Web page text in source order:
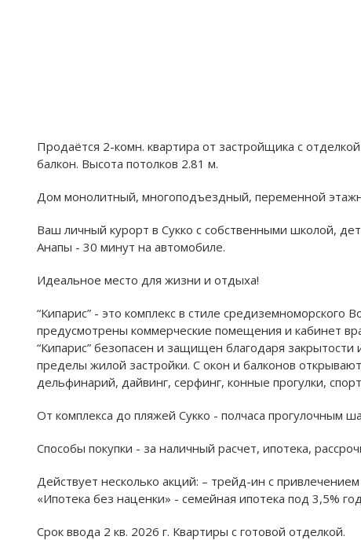
Продаётся 2-комн. квартира от застройщика c
балкон. Высота потолков 2.81 м.
Дом монолитный, многоподъездный, переменной
Ваш личный курорт в Сукко с собственными школой,
Анапы - 30 минут на автомобиле.
Идеальное место для жизни и отдыха!
“Кипарис” - это комплекс в стиле
предусмотрены коммерческие помещения и кабинет
“Кипарис” безопасен и защищен благодаря
пределы жилой застройки. С окон и балконов
дельфинарий, дайвинг, серфинг, конные прогулки,
От комплекса до пляжей Сукко - полчаса прогулочным
Способы покупки - за наличный расчет, ипотека,
Действует несколько акций: – трейд-ин с
«Ипотека без наценки» - семейная ипотека под 3,5%
Срок ввода 2 кв. 2026 г. Квартиры с готовой отделкой.